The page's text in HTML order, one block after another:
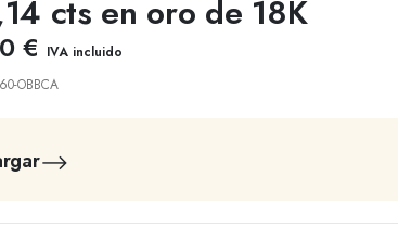
cts en oro de 18K
€ IVA incluido
OBBCA